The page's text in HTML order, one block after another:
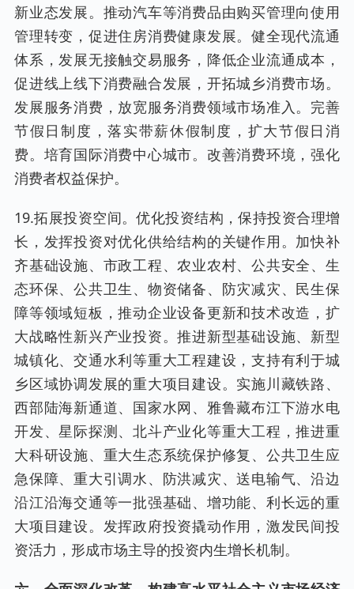
新业态发展。推动汽车等消费品由购买管理向使用
管理转变，促进住房消费健康发展。健全现代流通
体系，发展无接触交易服务，降低企业流通成本，
促进线上线下消费融合发展，开拓城乡消费市场。
发展服务消费，放宽服务消费领域市场准入。完善
节假日制度，落实带薪休假制度，扩大节假日消
费。培育国际消费中心城市。改善消费环境，强化
消费者权益保护。
19.拓展投资空间。优化投资结构，保持投资合理增
长，发挥投资对优化供给结构的关键作用。加快补
齐基础设施、市政工程、农业农村、公共安全、生
态环保、公共卫生、物资储备、防灾减灾、民生保
障等领域短板，推动企业设备更新和技术改造，扩
大战略性新兴产业投资。推进新型基础设施、新型
城镇化、交通水利等重大工程建设，支持有利于城
乡区域协调发展的重大项目建设。实施川藏铁路、
西部陆海新通道、国家水网、雅鲁藏布江下游水电
开发、星际探测、北斗产业化等重大工程，推进重
大科研设施、重大生态系统保护修复、公共卫生应
急保障、重大引调水、防洪减灾、送电输气、沿边
沿江沿海交通等一批强基础、增功能、利长远的重
大项目建设。发挥政府投资撬动作用，激发民间投
资活力，形成市场主导的投资内生增长机制。